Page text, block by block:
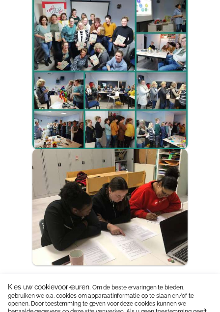
Neem contact op:06 15336587|info@jipkes.nl
Kies uw cookievoorkeuren. Om de beste ervaringen te bieden,
gebruiken we o.a. cookies om apparaatinformatie op te slaan en/of te
openen. Door toestemming te geven voor deze cookies kunnen we